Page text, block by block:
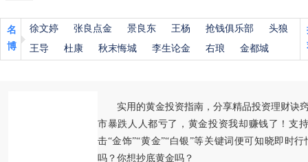
名
博
徐文婷 张良点金 景良东 王杨 抢钱俱乐部
头狼
王导
杜康 秋末悔城 李生论金 右琅 金都城
实用的黄金投资指南，分享精品投资理财诀
市暴跌人人都亏了，黄金投资我却赚钱了！支
击“金饰”“黄金”“白银”等关键词便可知晓即时
吗？你想抄底黄金吗？